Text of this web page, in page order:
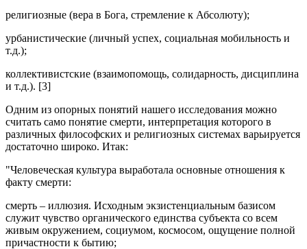
религиозные (вера в Бога, стремление к Абсолюту);
урбанистические (личный успех, социальная мобильность и
т.д.);
коллективистские (взаимопомощь, солидарность, дисциплина
и т.д.). [3]
Одним из опорных понятий нашего исследования можно
считать само понятие смерти, интерпретация которого в
различных философских и религиозных системах варьируется
достаточно широко. Итак:
"Человеческая культура выработала основные отношения к
факту смерти:
смерть – иллюзия. Исходным экзистенциальным базисом
служит чувство органического единства субъекта со всем
живым окружением, социумом, космосом, ощущение полной
причастности к бытию;